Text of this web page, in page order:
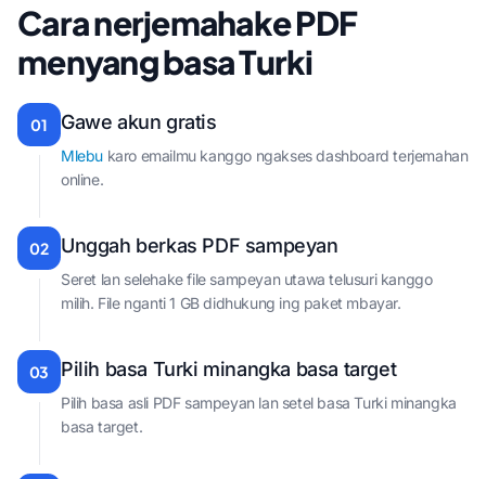
Cara nerjemahake PDF
menyang basa Turki
01 Gawe akun gratis
Mlebu karo emailmu kanggo ngakses dashboard terjemahan
online.
02 Unggah berkas PDF sampeyan
Seret lan selehake file sampeyan utawa telusuri kanggo
milih. File nganti 1 GB didhukung ing paket mbayar.
03 Pilih basa Turki minangka basa target
Pilih basa asli PDF sampeyan lan setel basa Turki minangka
basa target.